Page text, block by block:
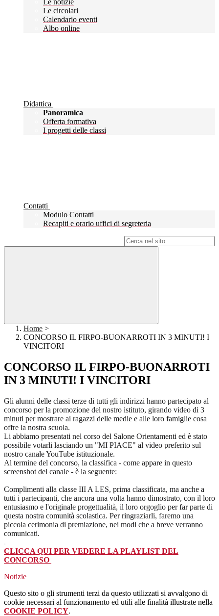
Le notizie
Le circolari
Calendario eventi
Albo online
Didattica
Panoramica
Offerta formativa
I progetti delle classi
Contatti
Modulo Contatti
Recapiti e orario uffici di segreteria
Home >
CONCORSO IL FIRPO-BUONARROTI IN 3 MINUTI! I
VINCITORI
CONCORSO IL FIRPO-BUONARROTI
IN 3 MINUTI! I VINCITORI
Gli alunni delle classi terze di tutti gli indirizzi hanno partecipato al
concorso per la promozione del nostro istituto, girando video di 3
minuti per mostrare ai ragazzi delle medie e alle loro famiglie cosa
offre la nostra scuola.
Li abbiamo presentati nel corso del Salone Orientamenti ed è stato
possibile votarli lasciando un "MI PIACE" al video preferito sul
nostro canale YouTube istituzionale.
Al termine del concorso, la classifica - come appare in questo
screenshot del canale - è la seguente:
Complimenti alla classe III A LES, prima classificata, ma anche a
tutti i partecipanti, che ancora una volta hanno dimostrato, con il loro
entusiasmo e l'originale progettualità, il loro orgoglio per far parte di
questa nostra comunità scolastica. Per ringraziarli, faremo una
piccola cerimonia di premiazione, nei modi che a breve verranno
comunicati.
CLICCA QUI PER VEDERE LA PLAYLIST DEL
CONCORSO
Notizie
Questo sito o gli strumenti terzi da questo utilizzati si avvalgono di
cookie necessari al funzionamento ed utili alle finalità illustrate nella
COOKIE POLICY.